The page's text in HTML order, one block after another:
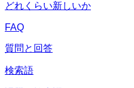
どれくらい新しいか
FAQ
質問と回答
検索語